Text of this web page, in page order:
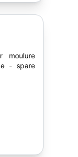
moulure
- spare